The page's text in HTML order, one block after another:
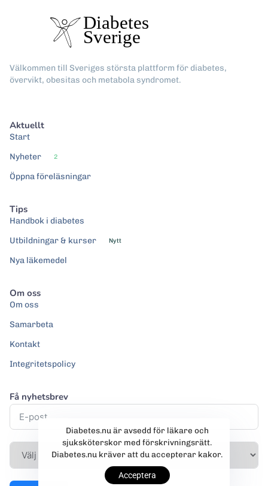
Välkommen till Sveriges största plattform för diabetes,
övervikt, obesitas och metabola syndromet.
Aktuellt
Start
Nyheter
2
Öppna föreläsningar
Tips
Handbok i diabetes
Utbildningar & kurser
Nytt
Nya läkemedel
Om oss
Om oss
Samarbeta
Kontakt
Integritetspolicy
Få nyhetsbrev
Diabetes.nu är avsedd för läkare och
sjuksköterskor med förskrivningsrätt.
Diabetes.nu kräver att du accepterar kakor.
Acceptera